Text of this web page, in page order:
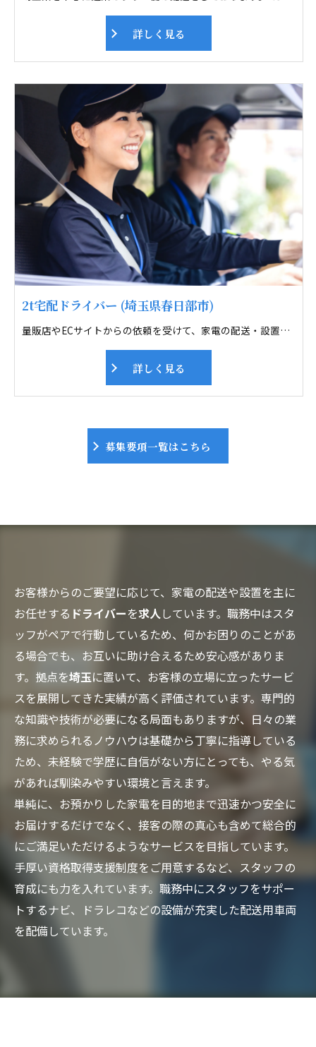
詳しく見る
2t宅配ドライバー (埼玉県春日部市)
量販店やECサイトからの依頼を受けて、家電の配送・設置サービスを行ないます。 配送エリアは春日部市周辺。2人1組で1日12件ほど訪問します。 まずは1週間、先輩2人の仕事に同行して基本を学んだら、次は先輩と2人組に。 自分で設置や接客ができるようになるまで、半年～1年ほどを見込んでいます。 設置、接客が出来るようになったら大幅に給料アップですよ。 毎月、スキルアップや、安全対策の会議も行っています。
詳しく見る
募集要項一覧はこちら
お客様からのご要望に応じて、家電の配送や設置を主に
お任せする ドライバーを求人 しています。職務中はスタ
ッフがペアで行動しているため、何かお困りのことがあ
る場合でも、お互いに助け合えるため安心感がありま
す。拠点を埼玉に置いて、お客様の立場に立ったサービ
スを展開してきた実績が高く評価されています。専門的
な知識や技術が必要になる局面もありますが、日々の業
務に求められるノウハウは基礎から丁寧に指導している
ため、未経験で学歴に自信がない方にとっても、やる気
があれば馴染みやすい環境と言えます。
単純に、お預かりした家電を目的地まで迅速かつ安全に
お届けするだけでなく、接客の際の真心も含めて総合的
にご満足いただけるようなサービスを目指しています。
手厚い資格取得支援制度をご用意するなど、スタッフの
育成にも力を入れています。職務中にスタッフをサポー
トするナビ、ドラレコなどの設備が充実した配送用車両
を配備しています。